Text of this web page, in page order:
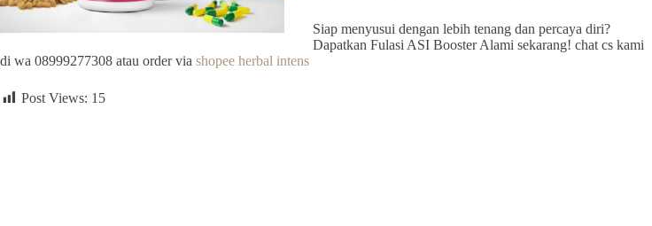
Siap menyusui dengan lebih tenang dan percaya diri?
Dapatkan Fulasi ASI Booster Alami sekarang! chat cs kami
di wa 08999277308 atau order via shopee herbal intens
Post Views: 15